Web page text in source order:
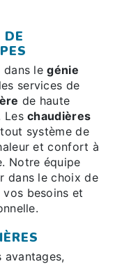
DE
dans legénie
services de
de haute
Leschaudières
système de
et confort à
Notre équipe
dans le choix de
besoins et